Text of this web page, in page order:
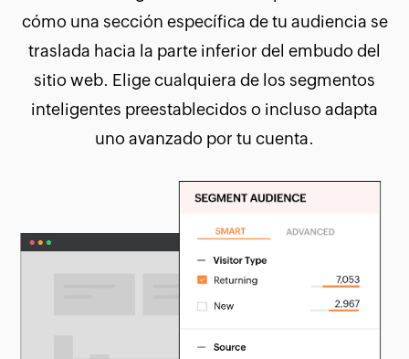
cómo una sección específica de tu audiencia se
traslada hacia la parte inferior del embudo del
sitio web. Elige cualquiera de los segmentos
inteligentes preestablecidos o incluso adapta
uno avanzado por tu cuenta.